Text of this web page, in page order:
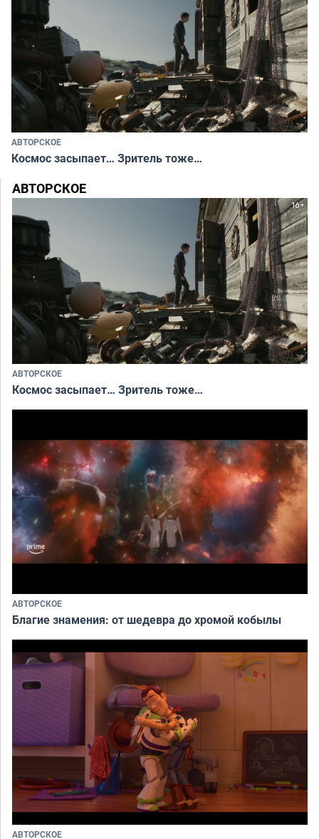
АВТОРСКОЕ
Космос засыпает… Зритель тоже…
АВТОРСКОЕ
АВТОРСКОЕ
Космос засыпает… Зритель тоже…
АВТОРСКОЕ
Благие знамения: от шедевра до хромой кобылы
АВТОРСКОЕ